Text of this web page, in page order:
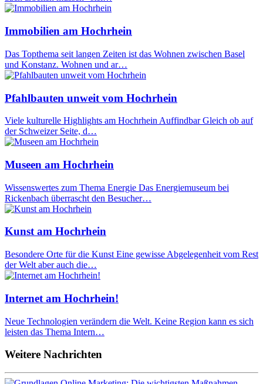
Immobilien am Hochrhein
Das Topthema seit langen Zeiten ist das Wohnen zwischen Basel
und Konstanz. Wohnen und ar…
Pfahlbauten unweit vom Hochrhein
Viele kulturelle Highlights am Hochrhein Auffindbar Gleich ob auf
der Schweizer Seite, d…
Museen am Hochrhein
Wissenswertes zum Thema Energie Das Energiemuseum bei
Rickenbach überrascht den Besucher…
Kunst am Hochrhein
Besondere Orte für die Kunst Eine gewisse Abgelegenheit vom Rest
der Welt aber auch die…
Internet am Hochrhein!
Neue Technologien verändern die Welt. Keine Region kann es sich
leisten das Thema Intern…
Weitere Nachrichten